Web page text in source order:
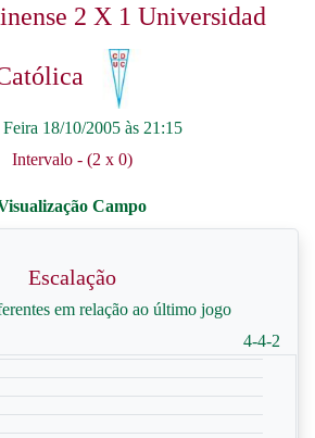
2 X 1 Universidad
Feira 18/10/2005 às 21:15
Intervalo - (2 x 0)
Escalação
em relação ao último jogo
4-4-2